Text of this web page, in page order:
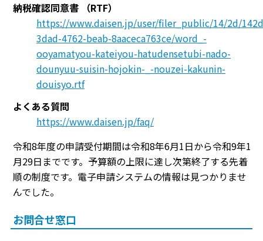
納税確認同意書
（RTF）
https://www.daisen.jp/user/filer_public/14/2d/
3dad-4762-beab-8aaceca763ce/word_-
ooyamatyou-kateiyou-hatudensetubi-nado-
dounyuu-suisin-hojokin-_-nouzei-kakunin-
douisyo.rtf
よくある質問
https://www.daisen.jp/faq/
令和8年度の申請受付期間は令和8年6月1日から令和9年1
月29日までです。予算額の上限に達し次第終了する先着
順の制度です。電子申請システムの情報は見つかりませ
んでした。
お問合せ窓口